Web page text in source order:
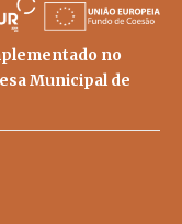
no
Municipal de